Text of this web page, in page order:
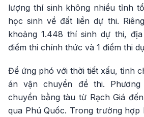
lượng thí sinh không nhiều tỉnh
học sinh về đất liền dự thi.
khoảng 1.448 thí sinh dự thi,
điểm thi chính thức và 1 điểm thi
Để ứng phó với thời tiết xấu, tỉnh
án vận chuyển đề thi.
chuyển bằng tàu từ Rạch Giá
qua Phú Quốc. Trong trường hợp